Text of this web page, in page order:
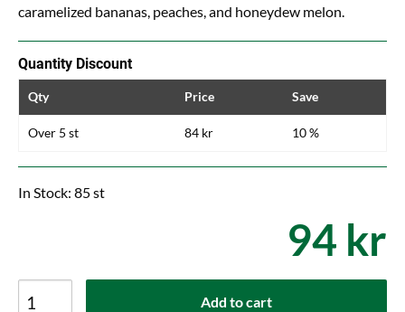
caramelized bananas, peaches, and honeydew melon.
Quantity Discount
Qty Price Save
Over 5 st 84 kr 10 %
In Stock: 85 st
94 kr
Add to cart